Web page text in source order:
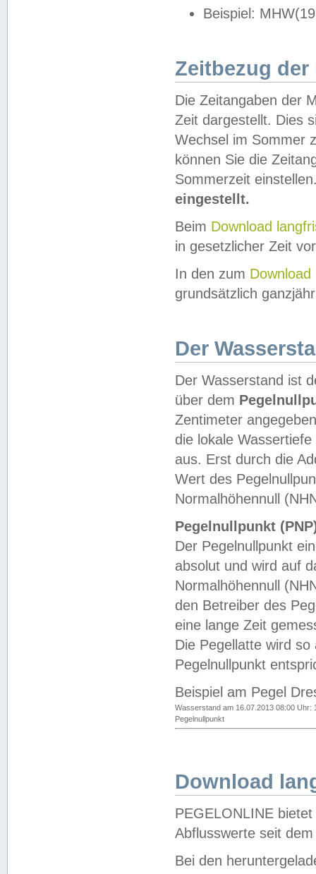
Beispiel:
Zeitbezug der
Die Zeitangaben der
Zeit dargestellt. Dies
Wechsel im Sommer
können Sie die
Sommerzeit
eingestellt.
Beim Download
in gesetzlicher Zeit
In den zum Download
grundsätzlich
Der
Der Wasserstand ist
über dem
Zentimeter
die lokale
aus. Erst durch die
Wert des
Normalhöhennull
Pegelnullpunkt
Der Pegelnullpunkt
absolut und wird auf
Normalhöhennull
den Betreiber des
eine lange Zeit
Die Pegellatte wird
Pegelnullpunkt
Beispiel am Pegel
Wasserstand am 16.07.2013 08:00 Uhr:
Pegelnullpunkt
Download
PEGELONLINE
Abflusswerte seit
Bei den